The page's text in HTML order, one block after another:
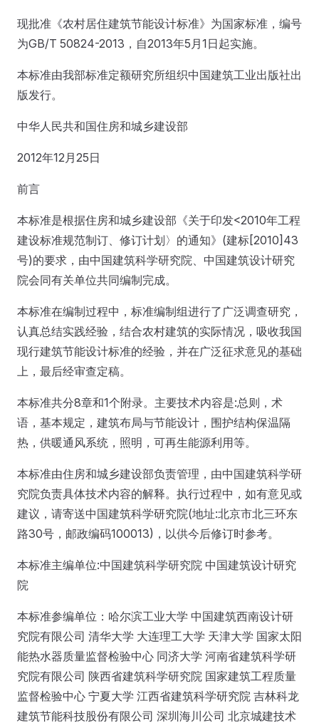
现批准《农村居住建筑节能设计标准》为国家标准，编号
为GB/T 50824-2013，自2013年5月1日起实施。
本标准由我部标准定额研究所组织中国建筑工业出版社出
版发行。
中华人民共和国住房和城乡建设部
2012年12月25日
前言
本标准是根据住房和城乡建设部《关于印发<2010年工程
建设标准规范制订、修订计划〉的通知》(建标[2010]43
号)的要求，由中国建筑科学研究院、中国建筑设计研究
院会同有关单位共同编制完成。
本标准在编制过程中，标准编制组进行了广泛调查研究，
认真总结实践经验，结合农村建筑的实际情况，吸收我国
现行建筑节能设计标准的经验，并在广泛征求意见的基础
上，最后经审查定稿。
本标准共分8章和1个附录。主要技术内容是:总则，术
语，基本规定，建筑布局与节能设计，围护结构保温隔
热，供暖通风系统，照明，可再生能源利用等。
本标准由住房和城乡建设部负责管理，由中国建筑科学研
究院负责具体技术内容的解释。执行过程中，如有意见或
建议，请寄送中国建筑科学研究院(地址:北京市北三环东
路30号，邮政编码100013)，以供今后修订时参考。
本标准主编单位:中国建筑科学研究院 中国建筑设计研究
院
本标准参编单位：哈尔滨工业大学 中国建筑西南设计研
究院有限公司 清华大学 大连理工大学 天津大学 国家太阳
能热水器质量监督检验中心 同济大学 河南省建筑科学研
究院有限公司 陕西省建筑科学研究院 国家建筑工程质量
监督检验中心 宁夏大学 江西省建筑科学研究院 吉林科龙
建筑节能科技股份有限公司 深圳海川公司 北京城建技术